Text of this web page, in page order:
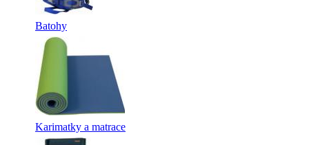
Batohy
Karimatky a matrace